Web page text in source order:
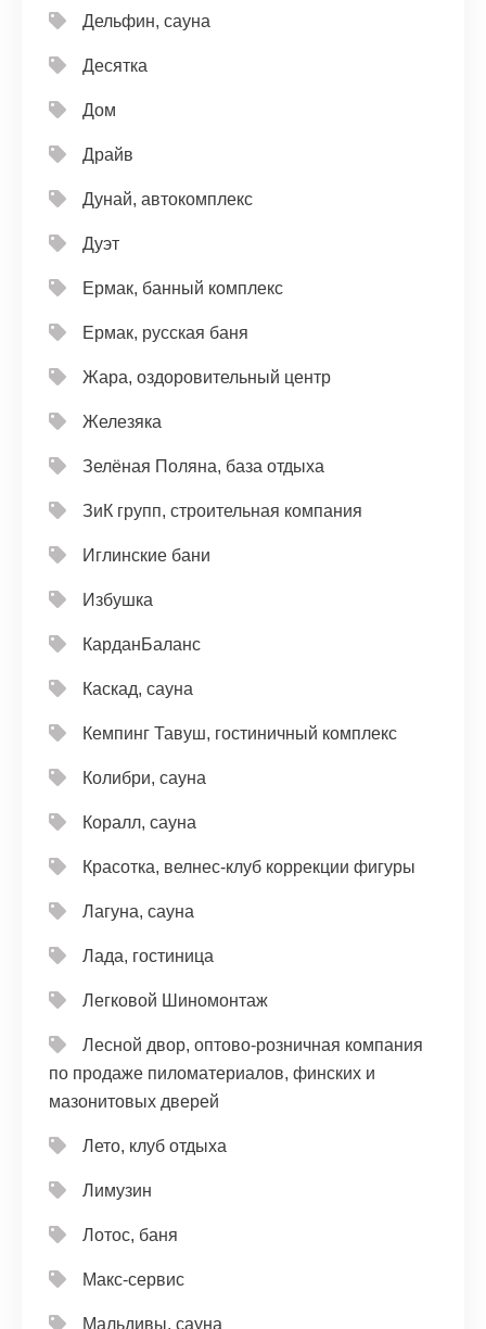
Дельфин, сауна
Десятка
Дом
Драйв
Дунай, автокомплекс
Дуэт
Ермак, банный комплекс
Ермак, русская баня
Жара, оздоровительный центр
Железяка
Зелёная Поляна, база отдыха
ЗиК групп, строительная компания
Иглинские бани
Избушка
КарданБаланс
Каскад, сауна
Кемпинг Тавуш, гостиничный комплекс
Колибри, сауна
Коралл, сауна
Красотка, велнес-клуб коррекции фигуры
Лагуна, сауна
Лада, гостиница
Легковой Шиномонтаж
Лесной двор, оптово-розничная компания
по продаже пиломатериалов, финских и
мазонитовых дверей
Лето, клуб отдыха
Лимузин
Лотос, баня
Макс-сервис
Мальдивы, сауна